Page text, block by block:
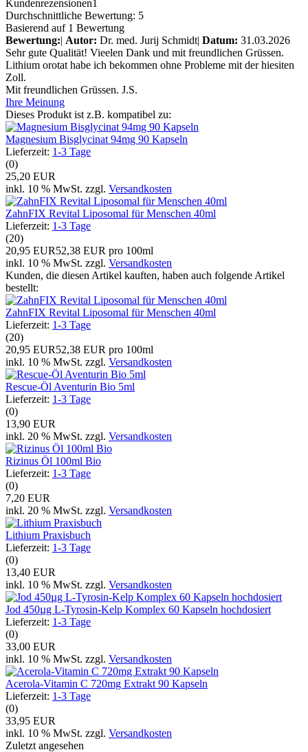
Kundenrezensionen1
Durchschnittliche Bewertung: 5
Basierend auf 1 Bewertung
Bewertung:| Autor: Dr. med. Jurij Schmidt| Datum: 31.03.2026
Sehr gute Qualität! Vieelen Dank und mit freundlichen Grüssen.
Lithium orotat habe ich bekommen ohne Probleme mit der hiesiten
Zoll.
Mit freundlichen Grüssen. J.S.
Ihre Meinung
Dieses Produkt ist z.B. kompatibel zu:
Magnesium Bisglycinat 94mg 90 Kapseln
Lieferzeit: 1-3 Tage
(0)
25,20 EUR
inkl. 10 % MwSt. zzgl. Versandkosten
ZahnFIX Revital Liposomal für Menschen 40ml
Lieferzeit: 1-3 Tage
(20)
20,95 EUR52,38 EUR pro 100ml
inkl. 10 % MwSt. zzgl. Versandkosten
Kunden, die diesen Artikel kauften, haben auch folgende Artikel
bestellt:
ZahnFIX Revital Liposomal für Menschen 40ml
Lieferzeit: 1-3 Tage
(20)
20,95 EUR52,38 EUR pro 100ml
inkl. 10 % MwSt. zzgl. Versandkosten
Rescue-Öl Aventurin Bio 5ml
Lieferzeit: 1-3 Tage
(0)
13,90 EUR
inkl. 20 % MwSt. zzgl. Versandkosten
Rizinus Öl 100ml Bio
Lieferzeit: 1-3 Tage
(0)
7,20 EUR
inkl. 20 % MwSt. zzgl. Versandkosten
Lithium Praxisbuch
Lieferzeit: 1-3 Tage
(0)
13,40 EUR
inkl. 10 % MwSt. zzgl. Versandkosten
Jod 450µg L-Tyrosin-Kelp Komplex 60 Kapseln hochdosiert
Lieferzeit: 1-3 Tage
(0)
33,00 EUR
inkl. 10 % MwSt. zzgl. Versandkosten
Acerola-Vitamin C 720mg Extrakt 90 Kapseln
Lieferzeit: 1-3 Tage
(0)
33,95 EUR
inkl. 10 % MwSt. zzgl. Versandkosten
Zuletzt angesehen